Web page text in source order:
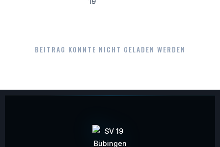
BEITRAG KONNTE NICHT GELADEN WERDEN